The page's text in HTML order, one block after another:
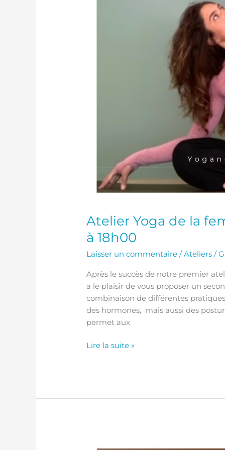
Atelier Yoga de la
à 18h00
Laisser un commentaire /Ateliers /
Après le succès de notre premier
a le plaisir de vous proposer un
combinaison de différentes pratiques
des hormones, mais aussi des
permet aux
Lire la suite »